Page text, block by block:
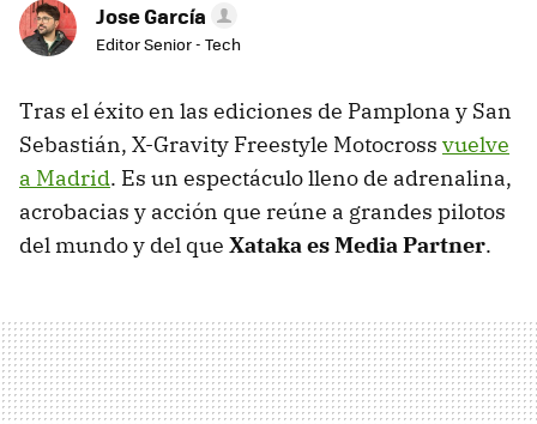
Jose García
Editor Senior - Tech
Tras el éxito en las ediciones de Pamplona y San
Sebastián, X-Gravity Freestyle Motocross vuelve
a Madrid. Es un espectáculo lleno de adrenalina,
acrobacias y acción que reúne a grandes pilotos
del mundo y del que Xataka es Media Partner.